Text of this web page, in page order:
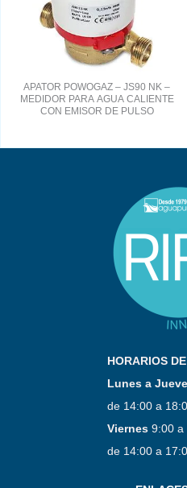
APATOR POWOGAZ – JS90 NK –
MEDIDOR PARA AGUA CALIENTE
CON EMISOR DE PULSO
HORARIOS
Lunes a
de 14:00 a
Viernes9:00 a
de 14:00 a